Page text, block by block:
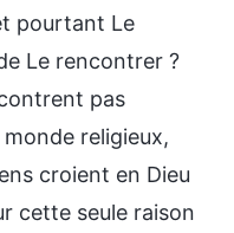
pourtant Le
Le rencontrer ?
pas
religieux,
croient en Dieu
cette seule raison